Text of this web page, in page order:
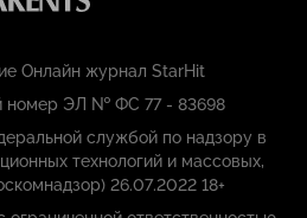
Онлайн журнал StarHit
номер ЭЛ № ФС 77 - 83698
службой по надзору в
технологий и массовых,
26.07.2022 18+